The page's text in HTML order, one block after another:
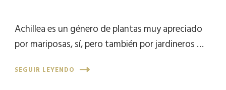
Achillea es un género de plantas muy apreciado
por mariposas, sí, pero también por jardineros …
SEGUIR LEYENDO